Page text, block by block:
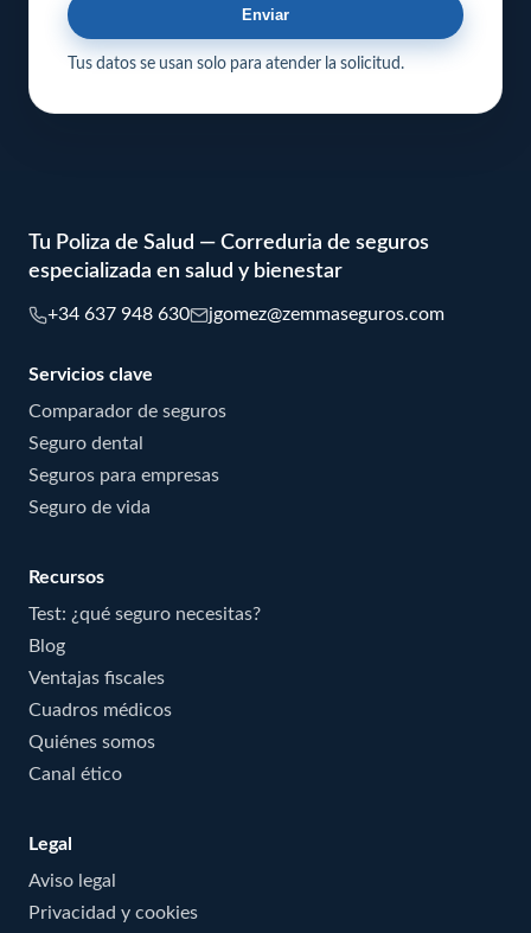
Enviar
Tus datos se usan solo para atender la solicitud.
Tu Poliza de Salud — Correduria de seguros
especializada en salud y bienestar
+34 637 948 630 jgomez@zemmaseguros.com
Servicios clave
Comparador de seguros
Seguro dental
Seguros para empresas
Seguro de vida
Recursos
Test: ¿qué seguro necesitas?
Blog
Ventajas fiscales
Cuadros médicos
Quiénes somos
Canal ético
Legal
Aviso legal
Privacidad y cookies